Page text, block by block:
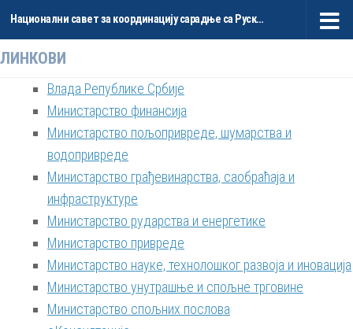
Skip to content Национални савет за координацију сарадње са Руском Федерацијом и НР Кином
ЛИНКОВИ
Влада Републике Србије
Министарство финансија
Министарство пољопривреде, шумарства и
водопривреде
Министарство грађевинарства, саобраћаја и
инфраструктуре
Министарство рударства и енергетике
Министарство привреде
Министарство науке, технолошког развоја и иновација
Министарство унутрашње и спољне трговине
Министарство спољних послова